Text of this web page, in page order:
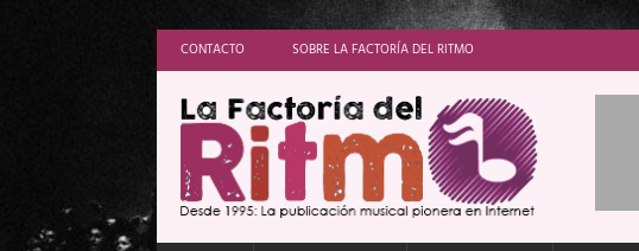
CONTACTO SOBRE LA FACTORÍA DEL RITMO